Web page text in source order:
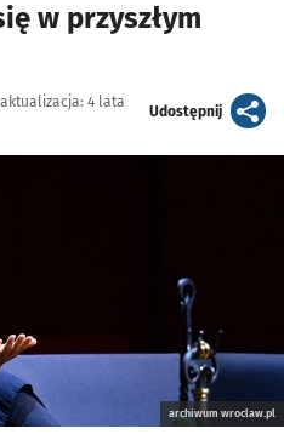
w przyszłym
aktualizacja: 4 lata
Udostępnijartykuł
archiwum wroclaw.pl